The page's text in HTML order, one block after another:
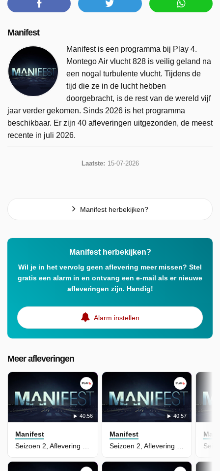
Manifest
Manifest is een programma bij Play 4.
Montego Air vlucht 828 is veilig geland na
een nogal turbulente vlucht. Tijdens de
tijd die ze in de lucht hebben
doorgebracht, is de rest van de wereld vijf
jaar verder gekomen. Sinds 2026 is het programma
beschikbaar. Er zijn 40 afleveringen uitgezonden, de meest
recente in juli 2026.
Laatste: 15-07-2026
Manifest herbekijken?
Manifest herbekijken?
Wil je in het vervolg geen aflevering meer missen? Stel
gratis een alarm in en ontvang een e-mail als er nieuwe
afleveringen zijn. Handig!
Alarm instellen
Meer afleveringen
40:56
Manifest
Seizoen 2, Aflevering 4 - Black Box
40:57
Manifest
Seizoen 2, Aflevering 3 - False Horizon